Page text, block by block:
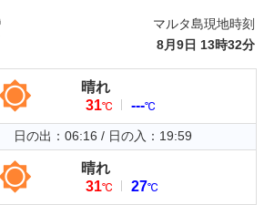
マルタ島現地時刻
8月9日 13時32分
晴れ
31℃ ---℃
日の出：06:16 / 日の入：19:59
晴れ
31℃ 27℃